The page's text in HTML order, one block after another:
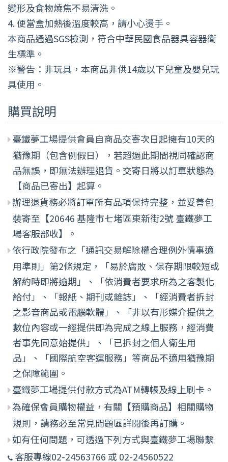
變形及食物燒焦不易清洗。
4. 便當盒加熱後溫度較高，請小心燙手。
本商品通過SGS檢測，符合中華民國食品器具容器衛
生標準。
※警告：非玩具，本商品非供14歲以下兒童及嬰兒玩
具使用。
購買說明
臺鐵夢工場提供會員自商品交寄次日起擁有10天的
猶豫期（包含例假日），若超過此期間視同確認商
品無誤，即無法辦理退貨。交寄日將以訂單狀態為
【商品已寄出】起算。
辦理退貨務必將訂單所有品項保持完整，並妥善包
裝寄至【20646 基隆市七堵區東新街2號 臺鐵夢工
場客服部收】。
依行政院發布之「通訊交易解除權合理例外情事適
用準則」第2條規定，「易於腐敗、保存期限較短或
解約時即將逾期」、「依消費者要求所為之客製化
給付」、「報紙、期刊或雜誌」、「經消費者拆封
之影音商品或電腦軟體」、「非以有形媒介提供之
數位內容或一經提供即為完成之線上服務，經消費
者事先同意始提供」、「已拆封之個人衛生用
品」、「國際航空客運服務」等商品不適用猶豫期
之保障範圍。
臺鐵夢工場提供付款方式為ATM轉帳及線上刷卡。
為確保會員購物權益，有關【預購商品】相關購物
規則，請務必至常見問題區詳閱後再訂購。
如有任何問題，可透過下列方式與臺鐵夢工場聯繫
客服專線02-24563766 或 02-24560522